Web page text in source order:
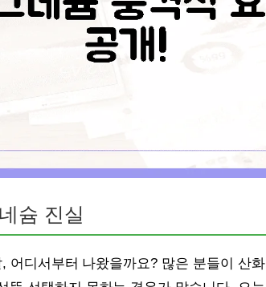
슘 진실
, 어디서부터 나왔을까요? 많은 분들이 산